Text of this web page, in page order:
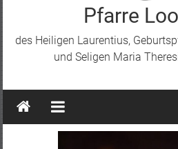
Pfarre
des Heiligen Laurentius,
und Seligen Maria